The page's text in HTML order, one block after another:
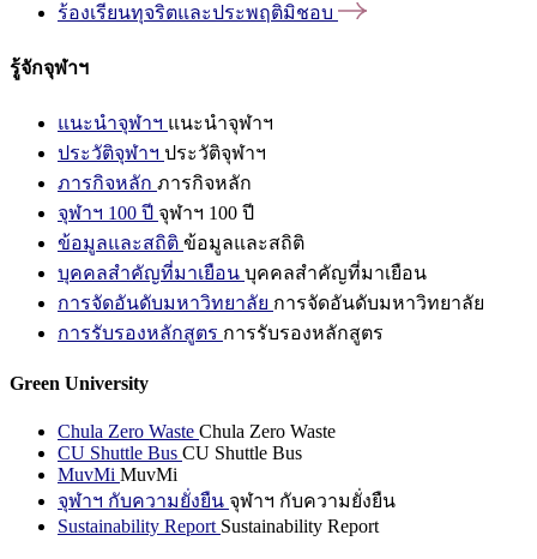
ร้องเรียนทุจริตและประพฤติมิชอบ
รู้จักจุฬาฯ
แนะนำจุฬาฯ แนะนำจุฬาฯ
ประวัติจุฬาฯ ประวัติจุฬาฯ
ภารกิจหลัก ภารกิจหลัก
จุฬาฯ 100 ปี จุฬาฯ 100 ปี
ข้อมูลและสถิติ ข้อมูลและสถิติ
บุคคลสำคัญที่มาเยือน บุคคลสำคัญที่มาเยือน
การจัดอันดับมหาวิทยาลัย การจัดอันดับมหาวิทยาลัย
การรับรองหลักสูตร การรับรองหลักสูตร
Green University
Chula Zero Waste Chula Zero Waste
CU Shuttle Bus CU Shuttle Bus
MuvMi MuvMi
จุฬาฯ กับความยั่งยืน จุฬาฯ กับความยั่งยืน
Sustainability Report Sustainability Report